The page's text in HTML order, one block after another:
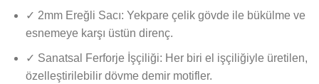
✓ 2mm Ereğli Sacı: Yekpare çelik gövde ile bükülme ve
esnemeye karşı üstün direnç.
✓ Sanatsal Ferforje İşçiliği: Her biri el işçiliğiyle üretilen,
özelleştirilebilir dövme demir motifler.